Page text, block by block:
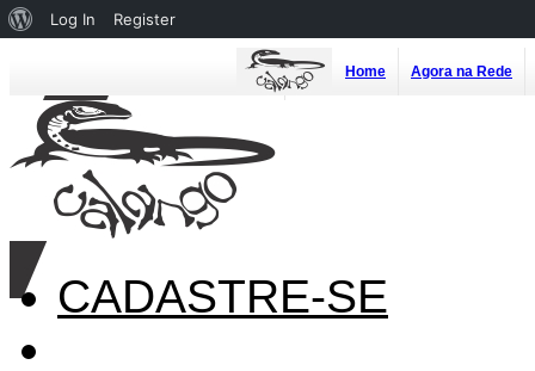
Home Agora na Rede
CADASTRE-SE
About
Log In Register